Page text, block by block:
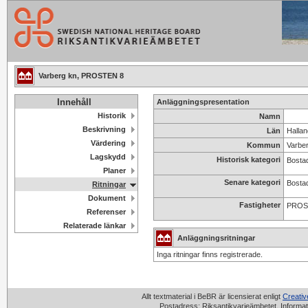
Varberg kn, PROSTEN 8
Innehåll
Historik
Beskrivning
Värdering
Lagskydd
Planer
Ritningar
Dokument
Referenser
Relaterade länkar
Anläggningspresentation
Namn
Län
Kommun
Historisk kategori
Senare kategori
Fastigheter
Anläggningsritningar
Inga ritningar finns registrerade.
Allt textmaterial i BeBR är licensierat enligt
Postadress: Riksantikvarieämbetet,